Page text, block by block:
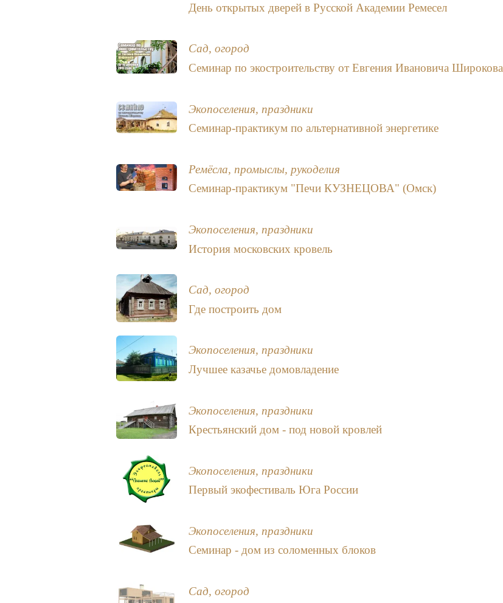
День открытых дверей в Русской Академии Ремесел
Сад, огород
Семинар по экостроительству от Евгения Ивановича Широкова
Экопоселения, праздники
Семинар-практикум по альтернативной энергетике
Ремёсла, промыслы, рукоделия
Семинар-практикум "Печи КУЗНЕЦОВА" (Омск)
Экопоселения, праздники
История московских кровель
Сад, огород
Где построить дом
Экопоселения, праздники
Лучшее казачье домовладение
Экопоселения, праздники
Крестьянский дом - под новой кровлей
Экопоселения, праздники
Первый экофестиваль Юга России
Экопоселения, праздники
Семинар - дом из соломенных блоков
Сад, огород